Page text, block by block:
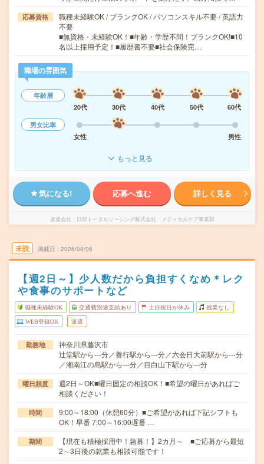
応募資格
職種未経験OK / ブランクOK / パソコンスキル不要 / 英語力
不要
■無資格・未経験OK！■年齢・学歴不問！ブランクOK!■10
名以上採用予定！■履歴書不要■社会保険完…
職場の雰囲気
年齢層
20代
30代 40代 50代
60代
男女比率
女性
男性
もっと見る
気になる! 応募へ進む 詳しく見る
派遣会社 日研トータルソーシング株式会社 メディカルケア事業部
未読 掲載日 2026/08/06
【週2日～】少人数だから負担すくなめ＊レク
や食事のサポートなど
職種未経験OK 交通費別途支給あり 土日祝日が休み 残業なし
WEB登録OK 派遣
勤務地
神奈川県藤沢市
辻堂駅から---分／善行駅から---分／六会日大前駅から---分
／湘南江の島駅から---分／目白山下駅から---分
曜日頻度
週2日～OK■曜日固定の相談OK！■希望の曜日があればご
相談ください！
時間
9:00～18:00（休憩60分）■ご希望があれば下記シフトも
OK！早番 7:00～16:00遅番 …
期間
【現在も積極採用中！急募！】2カ月～ ■ご応募から最短
2～3日後の就業も相談可能です！